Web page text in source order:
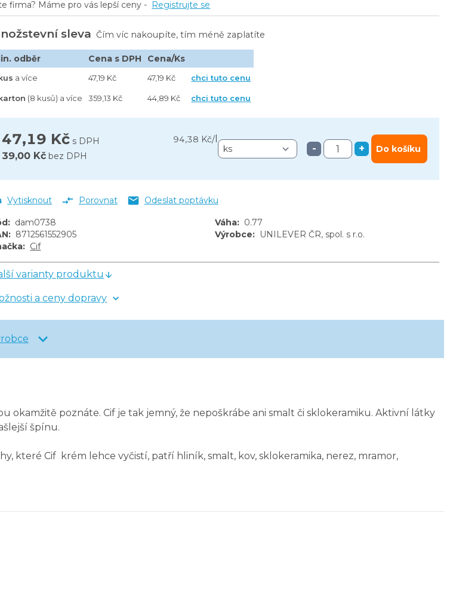
47,19 Kč s DPH 94,38 Kč/
39,00 Kč bez DPH
- + Do košíku
firma? Máme pro vás lepší ceny - Registrujte se
sleva Čím víc nakoupíte, tím méně zaplatíte
odběr Cena s DPH Cena/Ks
a více 47,19 Kč 47,19 Kč chci tuto cenu
(8 kusů) a více 359,13 Kč 44,89 Kč chci tuto cenu
Vytisknout Porovnat Odeslat poptávku
: dam0738 Váha: 0.77
: 8712561552905 Výrobce: UNILEVER ČR, spol. s r.o.
: Cif
varianty produktu
a ceny dopravy
okamžitě poznáte. Cif je tak jemný, že nepoškrábe ani smalt či sklokeramiku. Aktivní látky
špínu.
které Cif krém lehce vyčistí, patří hliník, smalt, kov, sklokeramika, nerez, mramor,